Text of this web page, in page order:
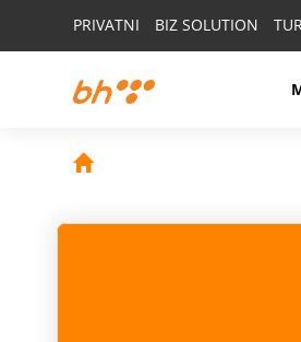
PRIVATNI BIZ SOLUTION